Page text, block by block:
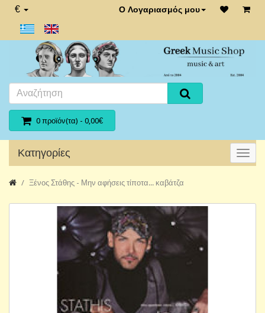
€ Ο Λογαριασμός μου
0 προϊόν(τα) - 0,00€
Κατηγορίες
Ξένος Στάθης - Μην αφήσεις τίποτα... καβάτζα